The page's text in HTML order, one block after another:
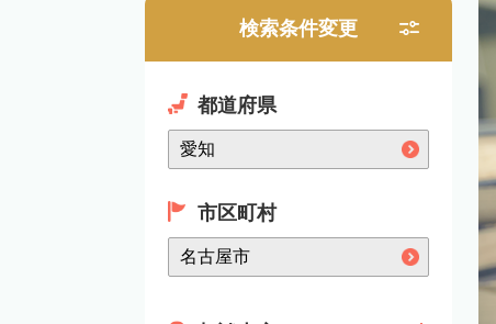
検索条件変更
都道府県
市区町村